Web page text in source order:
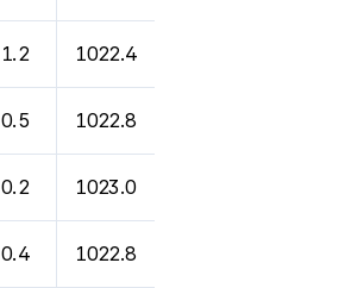
1.2 1022.4
0.5 1022.8
0.2 1023.0
0.4 1022.8